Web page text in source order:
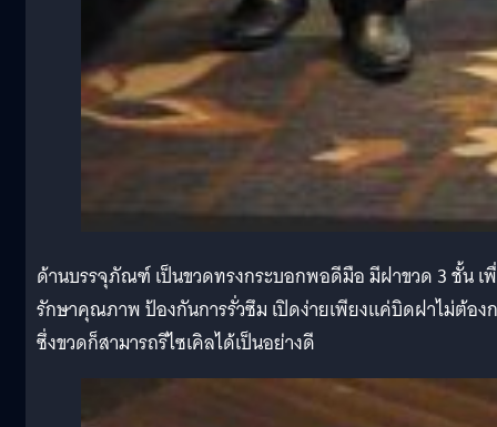
ด้านบรรจุภัณฑ์ เป็นขวดทรงกระบอกพอดีมือ มีฝาขวด 3 ชั้น เ
รักษาคุณภาพ ป้องกันการรั่วซึม เปิดง่ายเพียงแค่บิดฝาไม่ต้อง
ซึ่งขวดก็สามารถรีไซเคิลได้เป็นอย่างดี